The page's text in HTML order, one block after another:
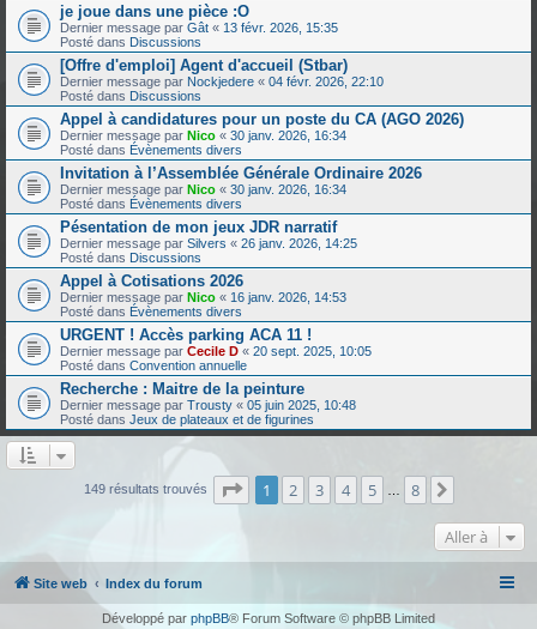
je joue dans une pièce :O
Dernier message par Gât « 13 févr. 2026, 15:35
Posté dans Discussions
[Offre d'emploi] Agent d'accueil (Stbar)
Dernier message par Nockjedere « 04 févr. 2026, 22:10
Posté dans Discussions
Appel à candidatures pour un poste du CA (AGO 2026)
Dernier message par Nico « 30 janv. 2026, 16:34
Posté dans Évènements divers
Invitation à l’Assemblée Générale Ordinaire 2026
Dernier message par Nico « 30 janv. 2026, 16:34
Posté dans Évènements divers
Pésentation de mon jeux JDR narratif
Dernier message par Silvers « 26 janv. 2026, 14:25
Posté dans Discussions
Appel à Cotisations 2026
Dernier message par Nico « 16 janv. 2026, 14:53
Posté dans Évènements divers
URGENT ! Accès parking ACA 11 !
Dernier message par Cecile D « 20 sept. 2025, 10:05
Posté dans Convention annuelle
Recherche : Maitre de la peinture
Dernier message par Trousty « 05 juin 2025, 10:48
Posté dans Jeux de plateaux et de figurines
149 résultats trouvés Page sur8
1 2 3 4 5 8
Aller à
Site web Index du forum
Développé par phpBB® Forum Software © phpBB Limited